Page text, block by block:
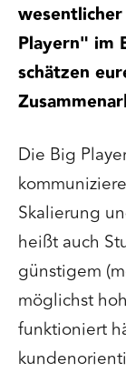
Playern" im
schätzen
Die Big
Skalierung
heißt auch
günstigem
möglichst
funktioniert